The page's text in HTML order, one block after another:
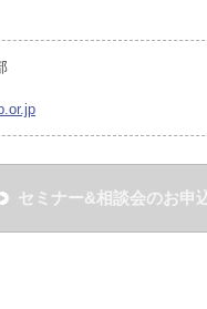
セミナー&相談会のお申